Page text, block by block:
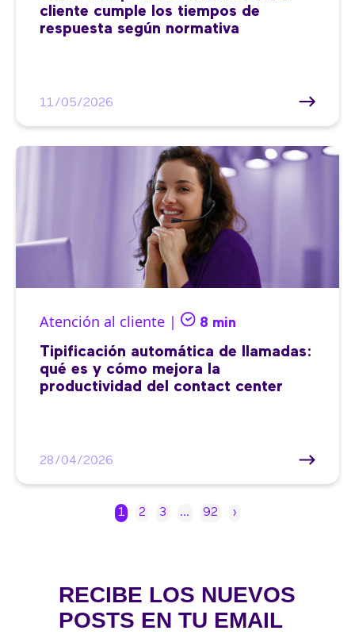
cliente cumple los tiempos de
respuesta según normativa
11/05/2026
Atención al cliente | 8 min
Tipificación automática de llamadas:
qué es y cómo mejora la
productividad del contact center
28/04/2026
1 2 3 … 92 ›